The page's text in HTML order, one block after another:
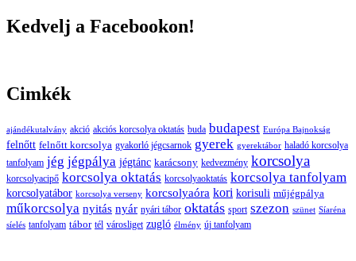
Kedvelj a Facebookon!
Cimkék
ajándékutalvány akció akciós korcsolya oktatás buda budapest Európa Bajnokság
felnőtt felnőtt korcsolya gyakorló jégcsarnok gyerek gyerektábor haladó korcsolya
tanfolyam jég jégpálya jégtánc karácsony kedvezmény korcsolya
korcsolyacipő korcsolya oktatás korcsolyaoktatás korcsolya tanfolyam
korcsolyatábor korcsolya verseny korcsolyaóra kori korisuli műjégpálya
műkorcsolya nyitás nyár nyári tábor oktatás sport szezon szünet Síaréna
síelés tanfolyam tábor tél városliget zugló élmény új tanfolyam